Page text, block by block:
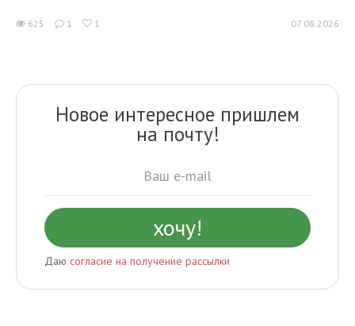
625 1 1 07.08.2026
Новое интересное пришлем
на почту!
Даю согласие на получение рассылки